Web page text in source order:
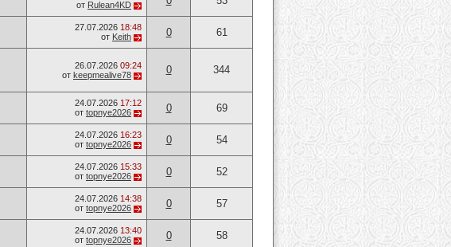
от Rulean4KD
27.07.2026 18:48
от Keith 0 61
26.07.2026 09:24
от keepmealive78 0 344
24.07.2026 17:12
от topnye2026 0 69
24.07.2026 16:23
от topnye2026 0 54
24.07.2026 15:33
от topnye2026 0 52
24.07.2026 14:38
от topnye2026 0 57
24.07.2026 13:40
от topnye2026 0 58